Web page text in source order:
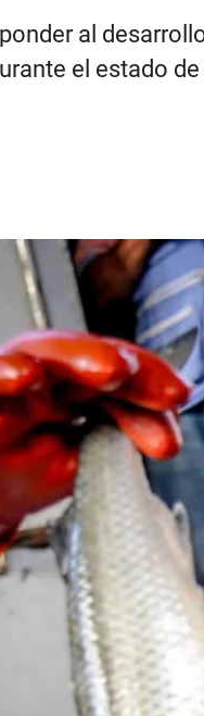
al
el estado